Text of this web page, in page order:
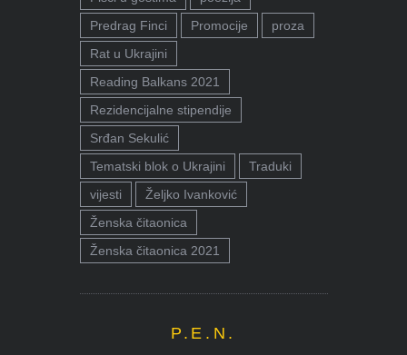
Predrag Finci
Promocije
proza
Rat u Ukrajini
Reading Balkans 2021
Rezidencijalne stipendije
Srđan Sekulić
Tematski blok o Ukrajini
Traduki
vijesti
Željko Ivanković
Ženska čitaonica
Ženska čitaonica 2021
P.E.N.